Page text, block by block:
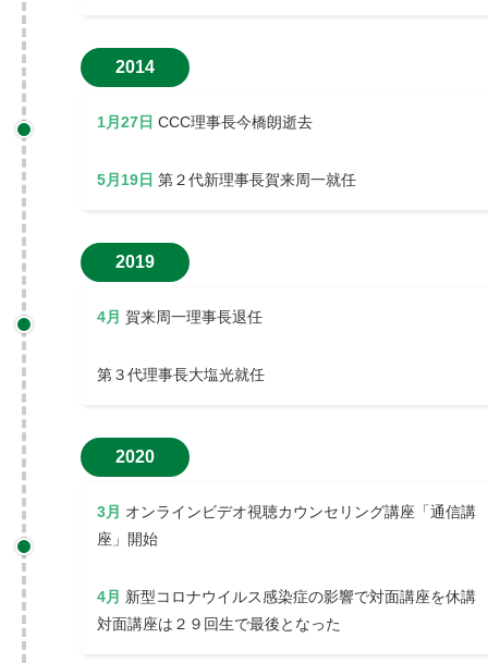
2014
1月27日 CCC理事長今橋朗逝去
5月19日 第２代新理事長賀来周一就任
2019
4月 賀来周一理事長退任
第３代理事長大塩光就任
2020
3月 オンラインビデオ視聴カウンセリング講座「通信講
座」開始
4月 新型コロナウイルス感染症の影響で対面講座を休講
対面講座は２９回生で最後となった